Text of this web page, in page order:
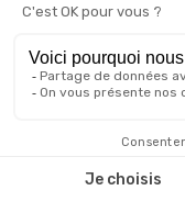
© Copyright 2026